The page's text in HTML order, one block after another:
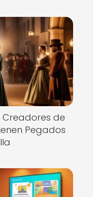
Creadores de
Pegados